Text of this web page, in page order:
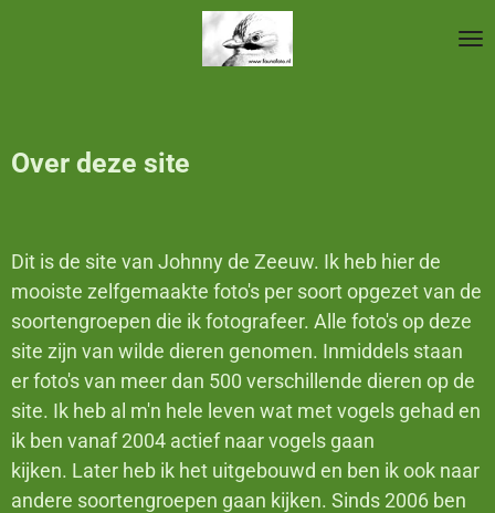
Over deze site
Dit is de site van Johnny de Zeeuw. Ik heb hier de
mooiste zelfgemaakte foto's per soort opgezet van de
soortengroepen die ik fotografeer. Alle foto's op deze
site zijn van wilde dieren genomen. Inmiddels staan
er foto's van meer dan 500 verschillende dieren op de
site. Ik heb al m'n hele leven wat met vogels gehad en
ik ben vanaf 2004 actief naar vogels gaan
kijken. Later heb ik het uitgebouwd en ben ik ook naar
andere soortengroepen gaan kijken. Sinds 2006 ben